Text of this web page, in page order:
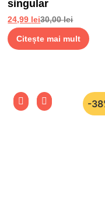
singular
30,00lei
24,99 lei
Citește mai mult
-